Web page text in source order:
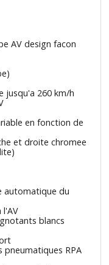
AV design facon
jusqu'a 260 km/h
en fonction de
et droite chromee
automatique du
l'AV
blancs
pneumatiques RPA